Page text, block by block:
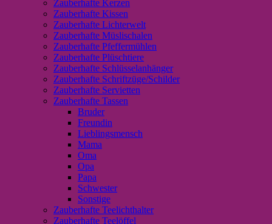
Zauberhafte Kerzen
Zauberhafte Kissen
Zauberhafte Lichterwelt
Zauberhafte Müslischalen
Zauberhafte Pfeffermühlen
Zauberhafte Plüschtiere
Zauberhafte Schlüsselanhänger
Zauberhafte Schriftzüge/Schilder
Zauberhafte Servietten
Zauberhafte Tassen
Bruder
Freundin
Lieblingsmensch
Mama
Oma
Opa
Papa
Schwester
Sonstige
Zauberhafte Teelichthalter
Zauberhafte Teelöffel